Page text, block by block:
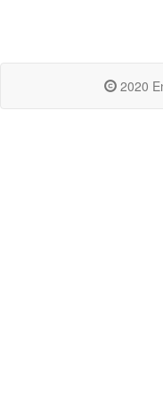
2020